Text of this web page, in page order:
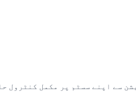
سے اپنے سسٹم پر مکمل کنٹرول